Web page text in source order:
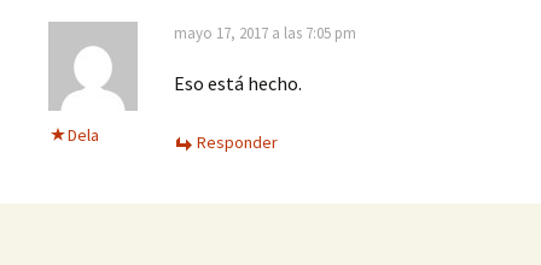
Dela
mayo 17, 2017 a las 7:05 pm
Eso está hecho.
Responder